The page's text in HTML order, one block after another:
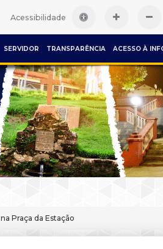
Acessibilidade
SERVIDOR TRANSPARÊNCIA ACESSO À
Praça da Estação